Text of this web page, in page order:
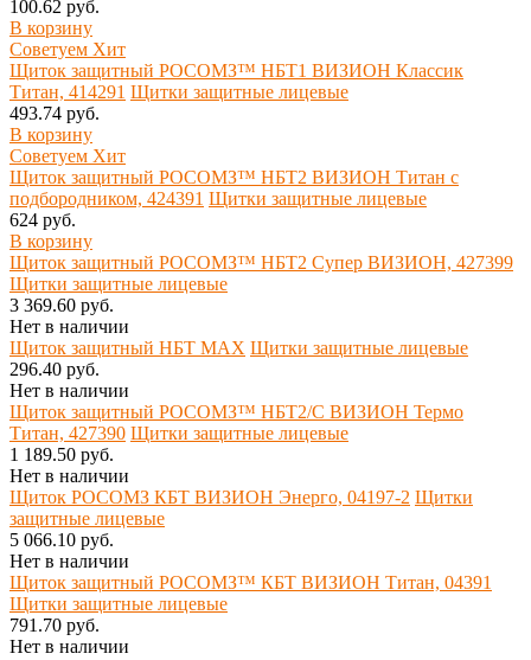
100.62 руб.
В корзину
Советуем Хит
Щиток защитный РОСОМЗ™ НБТ1 ВИЗИОН Классик
Титан, 414291 Щитки защитные лицевые
493.74 руб.
В корзину
Советуем Хит
Щиток защитный РОСОМЗ™ НБТ2 ВИЗИОН Титан с
подбородником, 424391 Щитки защитные лицевые
624 руб.
В корзину
Щиток защитный РОСОМЗ™ НБТ2 Супер ВИЗИОН, 427399
Щитки защитные лицевые
3 369.60 руб.
Нет в наличии
Щиток защитный НБТ MAX Щитки защитные лицевые
296.40 руб.
Нет в наличии
Щиток защитный РОСОМЗ™ НБТ2/С ВИЗИОН Термо
Титан, 427390 Щитки защитные лицевые
1 189.50 руб.
Нет в наличии
Щиток РОСОМЗ КБТ ВИЗИОН Энерго, 04197-2 Щитки
защитные лицевые
5 066.10 руб.
Нет в наличии
Щиток защитный РОСОМЗ™ КБТ ВИЗИОН Титан, 04391
Щитки защитные лицевые
791.70 руб.
Нет в наличии